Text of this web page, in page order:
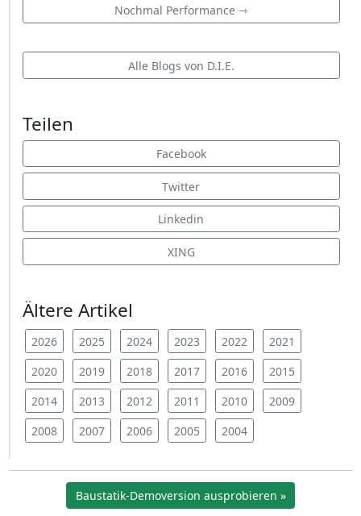
Nochmal Performance ⇾
Alle Blogs von D.I.E.
Teilen
Facebook
Twitter
Linkedin
XING
Ältere Artikel
2026 2025 2024 2023 2022
2021
2020
2019 2018 2017 2016
2015
2014
2013 2012 2011 2010
2009
2008
2007 2006 2005 2004
Baustatik-Demoversion ausprobieren »